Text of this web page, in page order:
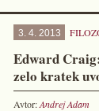
3. 4. 2013
Edward
zelo kratek
Avtor:Andrej Adam